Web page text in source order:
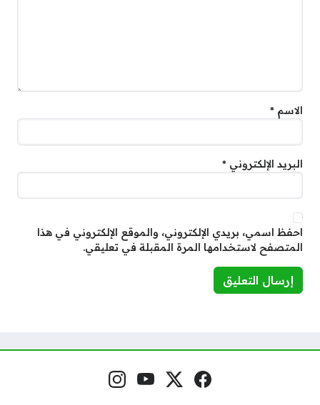
الاسم *
البريد الإلكتروني *
احفظ اسمي، بريدي الإلكتروني، والموقع الإلكتروني في هذا
المتصفح لاستخدامها المرة المقبلة في تعليقي.
مواقع التواصل فيسبوكمنصة إكس
يوتيوبإنستغرام